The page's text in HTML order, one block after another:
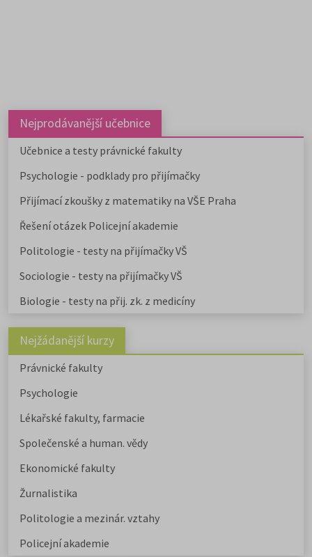
Nejprodávanější učebnice
Učebnice a testy právnické fakulty
Psychologie - podklady pro přijímačky
Přijímací zkoušky z matematiky na VŠE Praha
Řešení otázek Policejní akademie
Politologie - testy na přijímačky VŠ
Sociologie - testy na přijímačky VŠ
Biologie - testy na přij. zk. z medicíny
Nejžádanější kurzy
Právnické fakulty
Psychologie
Lékařské fakulty, farmacie
Společenské a human. vědy
Ekonomické fakulty
Žurnalistika
Politologie a mezinár. vztahy
Policejní akademie